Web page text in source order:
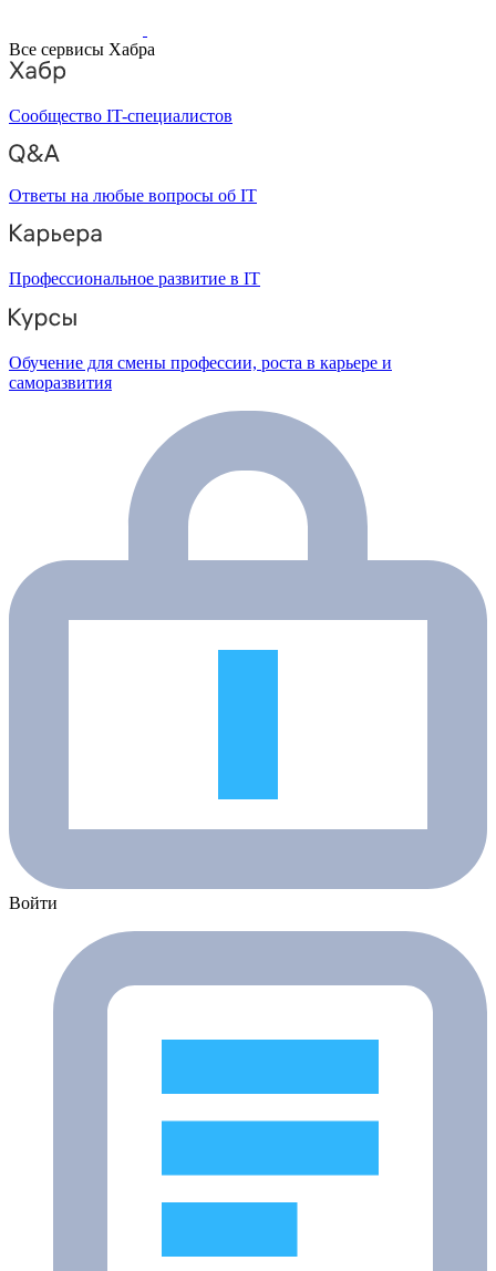
Все сервисы Хабра
Сообщество IT-специалистов
Ответы на любые вопросы об IT
Профессиональное развитие в IT
Обучение для смены профессии, роста в карьере и
саморазвития
Войти